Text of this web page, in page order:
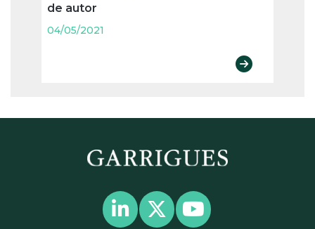
de autor
04/05/2021